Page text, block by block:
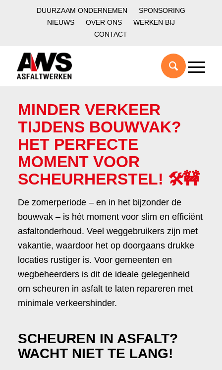
DUURZAAM ONDERNEMEN
SPONSORING
NIEUWS
OVER ONS
WERKEN BIJ
CONTACT
MINDER VERKEER
TIJDENS BOUWVAK?
HET PERFECTE
MOMENT VOOR
SCHEURHERSTEL! 🛠️🚧
De zomerperiode – en in het bijzonder de
bouwvak – is hét moment voor slim en efficiënt
asfaltonderhoud. Veel weggebruikers zijn met
vakantie, waardoor het op doorgaans drukke
locaties rustiger is. Voor gemeenten en
wegbeheerders is dit de ideale gelegenheid
om scheuren in asfalt te laten repareren met
minimale verkeershinder.
SCHEUREN IN ASFALT?
WACHT NIET TE LANG!